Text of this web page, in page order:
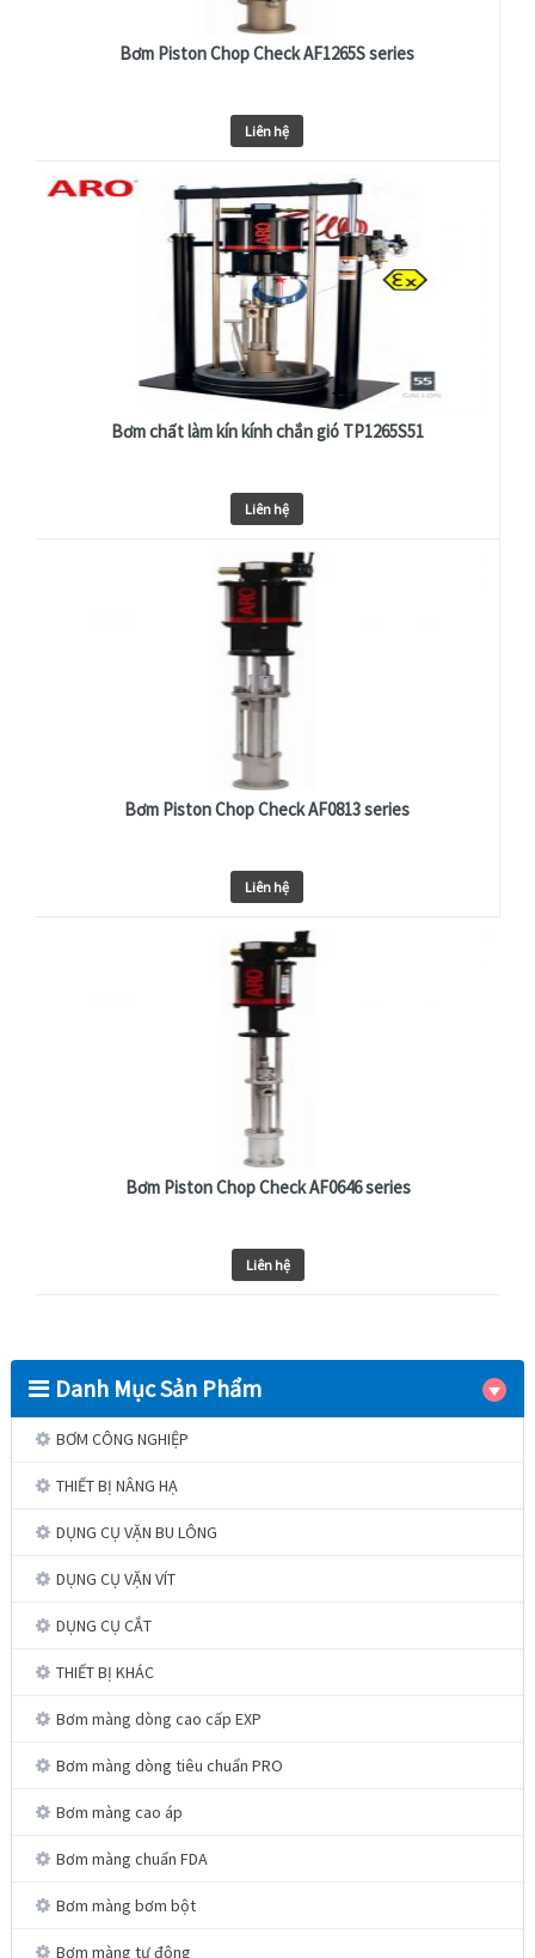
Bơm Piston Chop Check AF1265S series
Liên hệ
Bơm chất làm kín kính chắn gió TP1265S51
Liên hệ
Bơm Piston Chop Check AF0813 series
Liên hệ
Bơm Piston Chop Check AF0646 series
Liên hệ
Danh Mục Sản Phẩm
BƠM CÔNG NGHIỆP
THIẾT BỊ NÂNG HẠ
DỤNG CỤ VẶN BU LÔNG
DỤNG CỤ VẶN VÍT
DỤNG CỤ CẮT
THIẾT BỊ KHÁC
Bơm màng dòng cao cấp EXP
Bơm màng dòng tiêu chuẩn PRO
Bơm màng cao áp
Bơm màng chuẩn FDA
Bơm màng bơm bột
Bơm màng tự động